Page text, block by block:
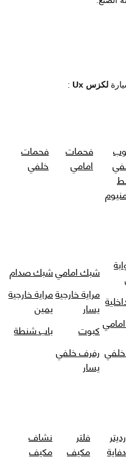
لكزس Ux :
فحمات
امامي
فحمات
خلفي
شبك اماميشبك صدام
مراية خارجية
يسار
مراية خارجية
يمين
كبوت
باب شنطة
رفرف خلفي
يسار
رديتر
دفاية
فلتر
مكيف
نشاف
مكيف